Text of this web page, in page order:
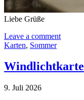
Liebe Grüße
Leave a comment
Karten, Sommer
Windlichtkarte
9. Juli 2026